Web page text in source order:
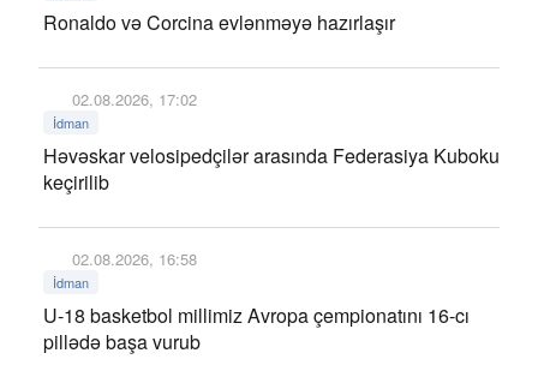
Ronaldo və Corcina evlənməyə hazırlaşır
02.08.2026, 17:02
İdman
Həvəskar velosipedçilər arasında Federasiya Kuboku
keçirilib
02.08.2026, 16:58
İdman
U-18 basketbol millimiz Avropa çempionatını 16-cı
pillədə başa vurub